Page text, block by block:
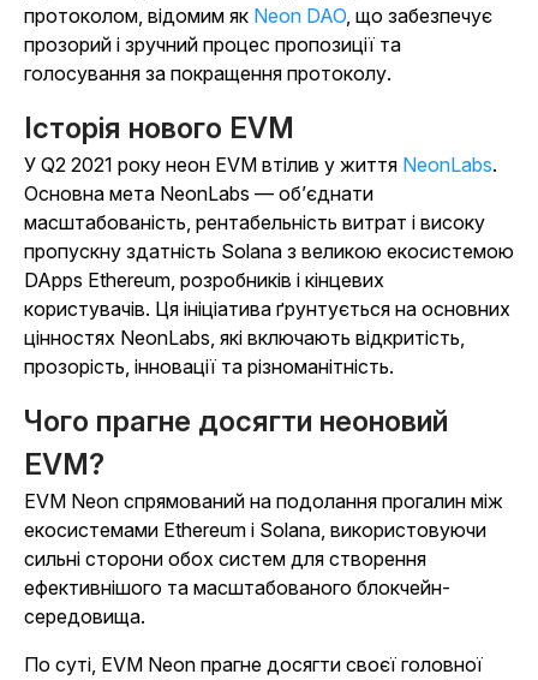
протоколом, відомим як Neon DAO, що забезпечує
прозорий і зручний процес пропозиції та
голосування за покращення протоколу.
Історія нового EVM
У Q2 2021 року неон EVM втілив у життя NeonLabs.
Основна мета NeonLabs — об’єднати
масштабованість, рентабельність витрат і високу
пропускну здатність Solana з великою екосистемою
DApps Ethereum, розробників і кінцевих
користувачів. Ця ініціатива ґрунтується на основних
цінностях NeonLabs, які включають відкритість,
прозорість, інновації та різноманітність.
Чого прагне досягти неоновий
EVM?
EVM Neon спрямований на подолання прогалин між
екосистемами Ethereum і Solana, використовуючи
сильні сторони обох систем для створення
ефективнішого та масштабованого блокчейн-
середовища.
По суті, EVM Neon прагне досягти своєї головної